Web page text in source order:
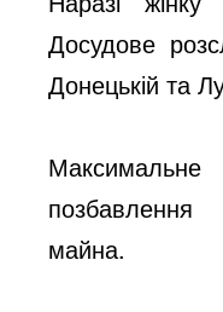
Досудове
Донецькій та
майна.